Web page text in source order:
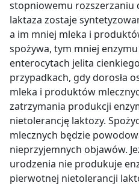
stopniowemu rozszerzaniu
laktaza zostaje
a im mniej mleka i
spożywa, tym mniej
enterocytach jelita
przypadkach, gdy dorosła
mleka i produktów
zatrzymania produkcji
nietolerancję laktozy.
mlecznych będzie
nieprzyjemnych objawów.
urodzenia nie produkuje
pierwotnej nietolerancji